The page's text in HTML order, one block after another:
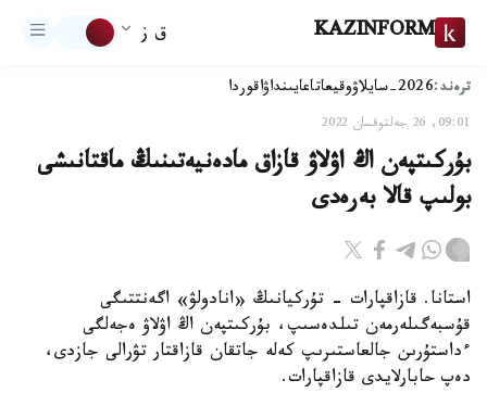
KAZINFORM ق ز
ترەند:2026-سايلاۋ وقيعاتاعايىنداۋاقوردا
09:01, 26 جەلتوقسان 2022
بۇركىتپەن اڭ اۋلاۋ قازاق مادەنيەتىنىڭ ماقتانىشى
بولىپ قالا بەرەدى
استانا. قازاقپارات - تۇركيانىڭ «انادولۋ» اگەنتتىگى
قۇسبەگىلەرمەن تىلدەسىپ، بۇركىتپەن اڭ اۋلاۋ ەجەلگى
ءداستۇرىن جالعاستىرىپ كەلە جاتقان قازاقتار تۋرالى جازدى،
دەپ حابارلايدى قازاقپارات.